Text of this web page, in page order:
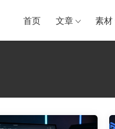
首页 文章 素材